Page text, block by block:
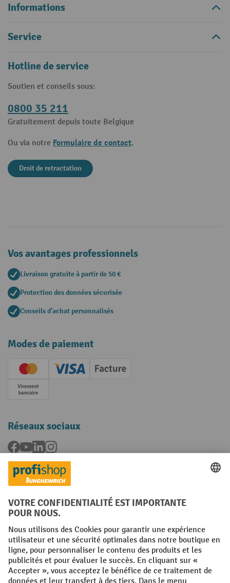
Informations
Service
Hotline de service
Soutien et conseils sous:
0800 35 211
Gratuitement depuis toute Belgique
Ou via notre Formulaire de contact.
Droit de retractation
Vos avantages professionnels
Livraison gratuite à partir de 50 €
Protection des données sécurisée
Conseils d'achat personnalisés
Modes de paiement
Creditcard (Master)Creditcard (Visa)
Facture
Paiement anticipé
Réseaux sociaux
Facebook
YouTubeLinkedInInstagram
Langues
FR NL
Conditions générales Mentions légales
Protection des Données Politique de cookies